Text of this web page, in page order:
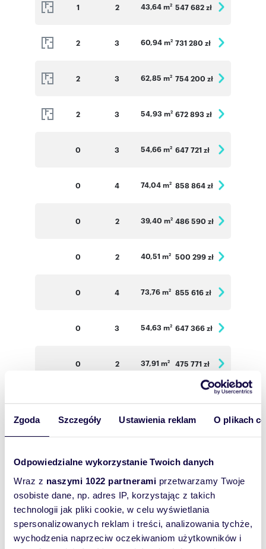
Zgoda Szczegóły Ustawienia reklam O plikach
Odpowiedzialne wykorzystanie Twoich danych
Wraz z naszymi 1022 partnerami przetwarzamy Twoje
osobiste dane, np. adres IP, korzystając z takich
technologii jak pliki cookie, w celu wyświetlania
spersonalizowanych reklam i treści, analizowania tychże,
wychodzenia naprzeciw oczekiwaniom użytkowników i
1 2 43,64 m2 547 682 zł
2 3 60,94 m2 731 280 zł
2 3 62,85 m2 754 200 zł
2 3 54,93 m2 672 893 zł
0 3 54,66 m2 647 721 zł
0 4 74,04 m2 858 864 zł
0 2 39,40 m2 486 590 zł
0 2 40,51 m2 500 299 zł
0 4 73,76 m2 855 616 zł
0 3 54,63 m2 647 366 zł
0 2 37,91 m2 475 771 zł
1 4 867 300 zł
3 653 351 zł
2 4 73,78 m 885 360 zł
2 4 73,50 m 882 000 zł